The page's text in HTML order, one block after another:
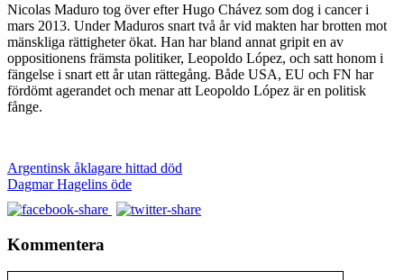
Nicolas Maduro tog över efter Hugo Chávez som dog i cancer i
mars 2013. Under Maduros snart två år vid makten har brotten mot
mänskliga rättigheter ökat. Han har bland annat gripit en av
oppositionens främsta politiker, Leopoldo López, och satt honom i
fängelse i snart ett år utan rättegång. Både USA, EU och FN har
fördömt agerandet och menar att Leopoldo López är en politisk
fånge.
Argentinsk åklagare hittad död
Dagmar Hagelins öde
Kommentera